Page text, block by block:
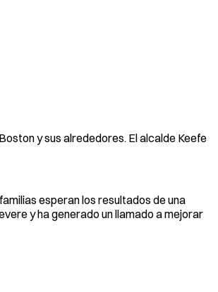
y sus alrededores. El alcalde Keefe
esperan los resultados de una
y ha generado un llamado a mejorar